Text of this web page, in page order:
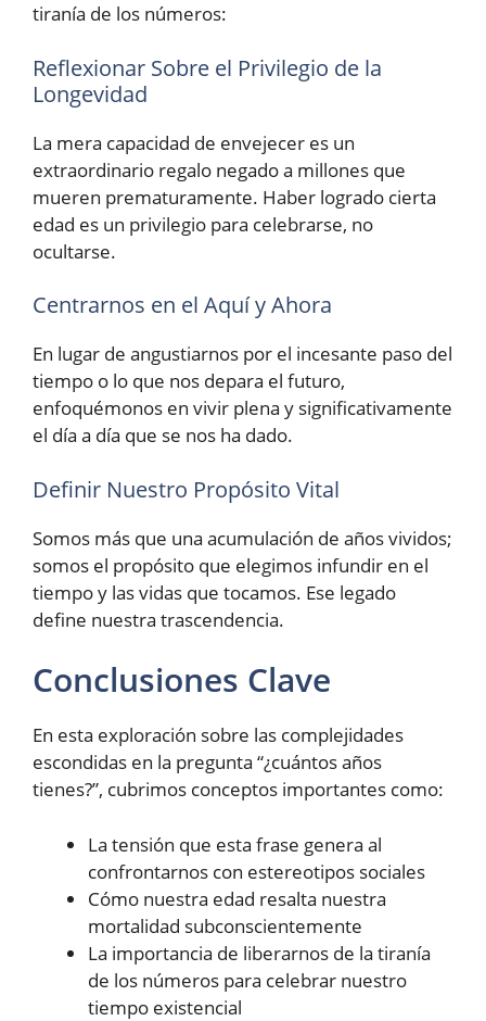
tiranía de los números:
Reflexionar Sobre el Privilegio de la
Longevidad
La mera capacidad de envejecer es un
extraordinario regalo negado a millones que
mueren prematuramente. Haber logrado cierta
edad es un privilegio para celebrarse, no
ocultarse.
Centrarnos en el Aquí y Ahora
En lugar de angustiarnos por el incesante paso del
tiempo o lo que nos depara el futuro,
enfoquémonos en vivir plena y significativamente
el día a día que se nos ha dado.
Definir Nuestro Propósito Vital
Somos más que una acumulación de años vividos;
somos el propósito que elegimos infundir en el
tiempo y las vidas que tocamos. Ese legado
define nuestra trascendencia.
Conclusiones Clave
En esta exploración sobre las complejidades
escondidas en la pregunta “¿cuántos años
tienes?”, cubrimos conceptos importantes como:
La tensión que esta frase genera al
confrontarnos con estereotipos sociales
Cómo nuestra edad resalta nuestra
mortalidad subconscientemente
La importancia de liberarnos de la tiranía
de los números para celebrar nuestro
tiempo existencial